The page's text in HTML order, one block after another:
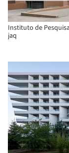
Instituto de
jaq